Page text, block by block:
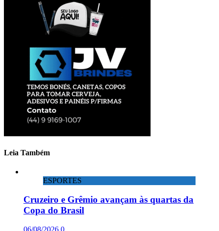
Leia Também
ESPORTES
Cruzeiro e Grêmio avançam às quartas da
Copa do Brasil
06/08/2026 0